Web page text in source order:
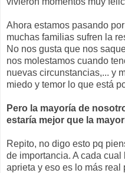
Ahora estamos pasando
muchas familias sufren la
No nos gusta que nos
nos molestamos cuando
nuevas circunstancias,... y
miedo y temor lo que está
Pero la mayoría de
estaría mejor que la
Repito, no digo esto pq
de importancia. A cada
aprieta y eso es lo más real